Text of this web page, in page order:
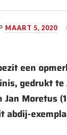
MAART 5, 2020
een
gedrukt te
Jan Moretus
abdij-